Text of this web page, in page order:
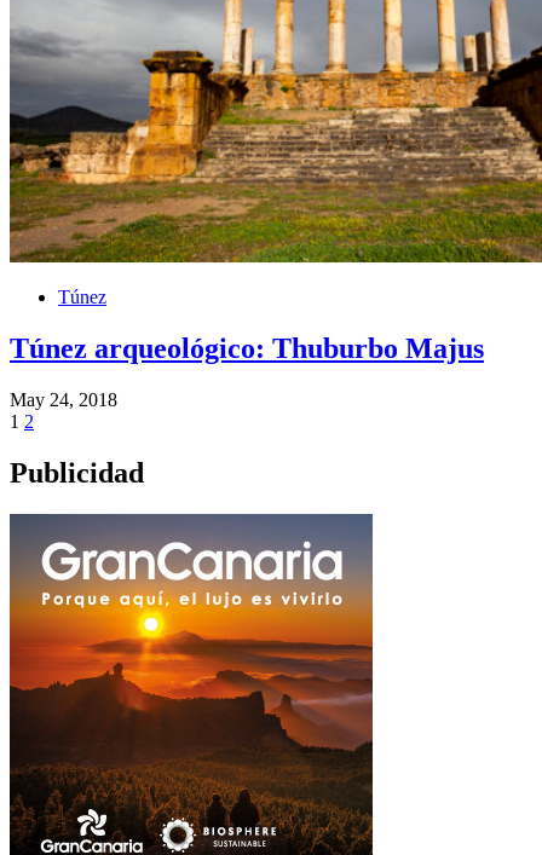
Túnez
Túnez arqueológico: Thuburbo Majus
May 24, 2018
Paginación
de
entradas
1 2
Publicidad